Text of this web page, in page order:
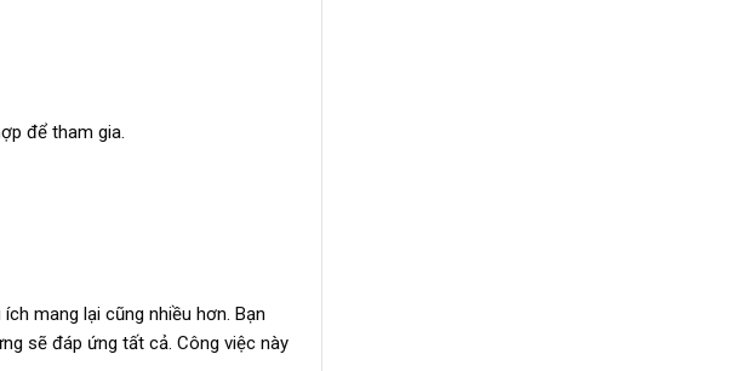
để tham gia.
mang lại cũng nhiều hơn. Bạn
sẽ đáp ứng tất cả. Công việc này